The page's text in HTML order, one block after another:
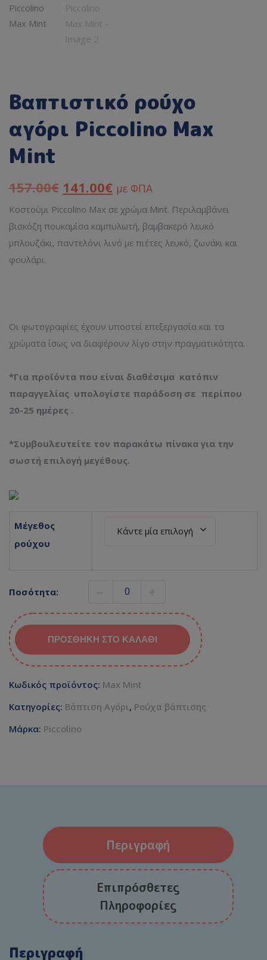
Βαπτιστικό ρούχο
αγόρι Piccolino Max
Mint
157.00€ 141.00€ με ΦΠΑ
Κοστούμι Piccolino Max σε χρώμα Mint. Περιλαμβάνει
βισκόζη πουκαμίσα καμπυλωτή, βαμβακερό λευκό
μπλουζάκι, παντελόνι λινό με πιέτες λευκό, ζωνάκι και
φουλάρι.
Οι φωτογραφίες έχουν υποστεί επεξεργασία και τα
χρώματα ίσως να διαφέρουν λίγο στην πραγματικότητα.
*Για προϊόντα που είναι διαθέσιμα κατόπιν
παραγγελίας υπολογίστε παράδοση σε περίπου
20-25 ημέρες .
*Συμβουλευτείτε τον παρακάτω πίνακα για την
σωστή επιλογή μεγέθους.
Μέγεθος
ρούχου
Ποσότητα:
ΠΡΟΣΘΉΚΗ ΣΤΟ ΚΑΛΆΘΙ
Κωδικός προϊόντος: Max Mint
Κατηγορίες: Βάπτιση Αγόρι , Ρούχα βάπτισης
Μάρκα: Piccolino
Περιγραφή
Επιπρόσθετες
Πληροφορίες
Περιγραφή